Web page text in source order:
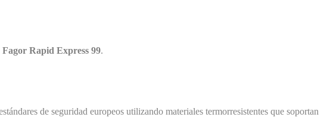
Fagor Rapid Express 99.
de seguridad europeos utilizando materiales termorresistentes que soportan